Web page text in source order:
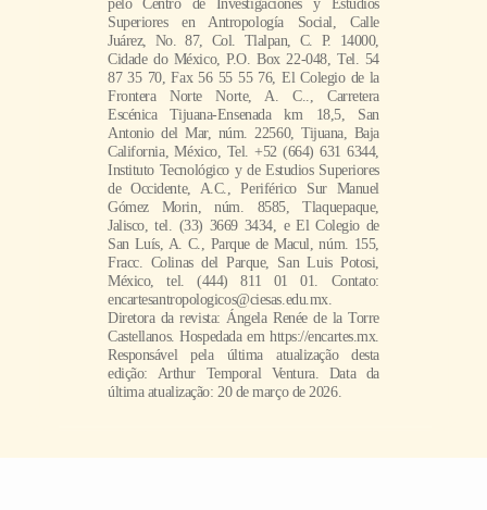
Superiores en Antropología Social, Calle
Juárez, No. 87, Col. Tlalpan, C. P. 14000,
Cidade do México, P.O. Box 22-048, Tel. 54
87 35 70, Fax 56 55 55 76, El Colegio de la
Frontera Norte Norte, A. C.., Carretera
Escénica Tijuana-Ensenada km 18,5, San
Antonio del Mar, núm. 22560, Tijuana, Baja
California, México, Tel. +52 (664) 631 6344,
Instituto Tecnológico y de Estudios Superiores
de Occidente, A.C., Periférico Sur Manuel
Gómez Morin, núm. 8585, Tlaquepaque,
Jalisco, tel. (33) 3669 3434, e El Colegio de
San Luís, A. C., Parque de Macul, núm. 155,
Fracc. Colinas del Parque, San Luis Potosi,
México, tel. (444) 811 01 01. Contato:
encartesantropologicos@ciesas.edu.mx.
Diretora da revista: Ángela Renée de la Torre
Castellanos. Hospedada em https://encartes.mx.
Responsável pela última atualização desta
edição: Arthur Temporal Ventura. Data da
última atualização: 20 de março de 2026.